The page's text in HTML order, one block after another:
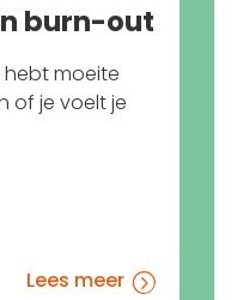
burn-out
moeite
of je voelt je
=
Lees meer